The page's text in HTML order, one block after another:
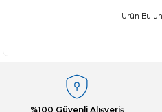
Ürün
%100 Güvenli Alışveriş